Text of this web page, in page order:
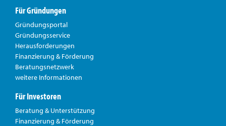
Für Gründungen
Gründungsportal
Gründungsservice
Herausforderungen
Finanzierung & Förderung
Beratungsnetzwerk
weitere Informationen
Für Investoren
Beratung & Unterstützung
Finanzierung & Förderung